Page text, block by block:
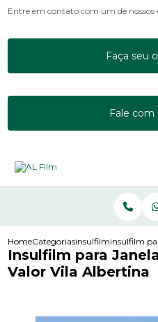
Entre em contato com um de nossos
Faça seu
Fale com
HomeCategoriasinsulfilminsulfilm
Insulfilm para
Valor Vila Albertina